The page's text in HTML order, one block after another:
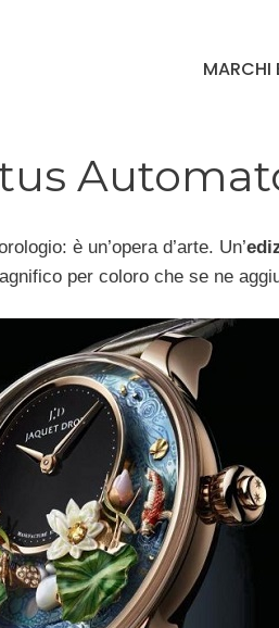
MARCHI
è un’opera d’arte. Un’
per coloro che se ne